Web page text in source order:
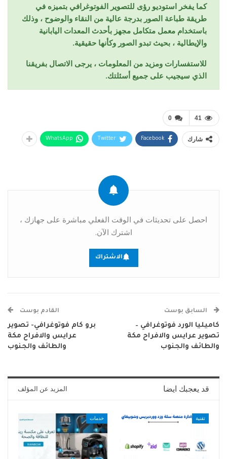
كما يفخر استوديو رؤى للتصوير الفوتوغرافي بتميزه في
طريقة طباعة الصور بدرجة عالية من النقاء والوضوح ، وذلك
باستخدام معمل متكامل مجهز بأحدث المعدات اليابانية
والإيطالية ، بحيث تبدو الصور وكأنها حقيقية.
للاستفسارات ومزيد من المعلومات ، يرجى الاتصال بفريقنا
الذي سيجيب على جميع أسئلتك.
0 41
شارك Facebook
Twitter
WhatsApp
احصل على تحديثات في الوقت الفعلي مباشرة على جهازك ،
اشترك الآن.
الاشتراك
السابق بوست
كاميليا الورد فوتوغرافي –
تصوير عرايس والافراح مكة
والطائف والجنوب
القادم بوست
برو كام فوتوغرافي- تصوير
عرايس والافراح مكة
والطائف والجنوب
قد يعجبك ايضا المزيد عن المؤلف
تقنية خدمات